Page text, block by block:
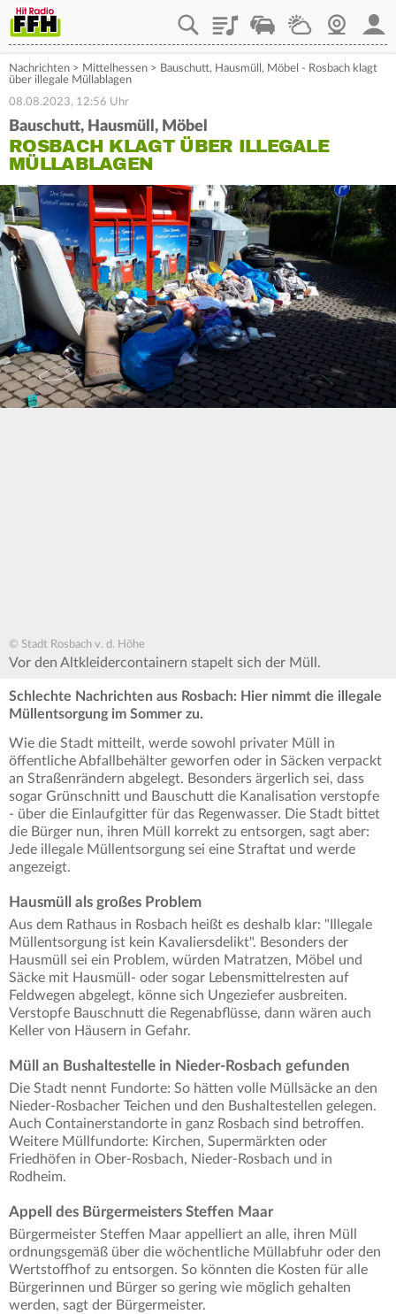
PlaylistStaupilotWetterWebcam
Nachrichten > Mittelhessen > Bauschutt, Hausmüll, Möbel - Rosbach klagt
über illegale Müllablagen
08.08.2023, 12:56 Uhr
Bauschutt, Hausmüll, Möbel
ROSBACH KLAGT ÜBER ILLEGALE
MÜLLABLAGEN
© Stadt Rosbach v. d. Höhe
Vor den Altkleidercontainern stapelt sich der Müll.
Schlechte Nachrichten aus Rosbach: Hier nimmt die illegale
Müllentsorgung im Sommer zu.
Wie die Stadt mitteilt, werde sowohl privater Müll in
öffentliche Abfallbehälter geworfen oder in Säcken verpackt
an Straßenrändern abgelegt. Besonders ärgerlich sei, dass
sogar Grünschnitt und Bauschutt die Kanalisation verstopfe
- über die Einlaufgitter für das Regenwasser. Die Stadt bittet
die Bürger nun, ihren Müll korrekt zu entsorgen, sagt aber:
Jede illegale Müllentsorgung sei eine Straftat und werde
angezeigt.
Hausmüll als großes Problem
Aus dem Rathaus in Rosbach heißt es deshalb klar: "Illegale
Müllentsorgung ist kein Kavaliersdelikt". Besonders der
Hausmüll sei ein Problem, würden Matratzen, Möbel und
Säcke mit Hausmüll- oder sogar Lebensmittelresten auf
Feldwegen abgelegt, könne sich Ungeziefer ausbreiten.
Verstopfe Bauschnutt die Regenabflüsse, dann wären auch
Keller von Häusern in Gefahr.
Müll an Bushaltestelle in Nieder-Rosbach gefunden
Die Stadt nennt Fundorte: So hätten volle Müllsäcke an den
Nieder-Rosbacher Teichen und den Bushaltestellen gelegen.
Auch Containerstandorte in ganz Rosbach sind betroffen.
Weitere Müllfundorte: Kirchen, Supermärkten oder
Friedhöfen in Ober-Rosbach, Nieder-Rosbach und in
Rodheim.
Appell des Bürgermeisters Steffen Maar
Bürgermeister Steffen Maar appelliert an alle, ihren Müll
ordnungsgemäß über die wöchentliche Müllabfuhr oder den
Wertstoffhof zu entsorgen. So könnten die Kosten für alle
Bürgerinnen und Bürger so gering wie möglich gehalten
werden, sagt der Bürgermeister.